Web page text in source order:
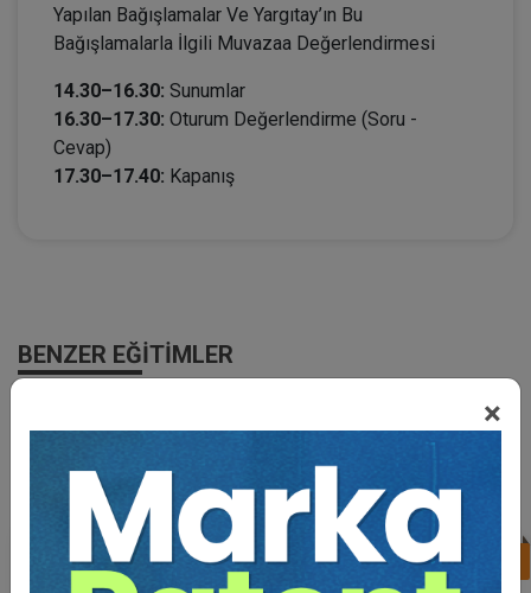
×
Yapılan Bağışlamalar Ve Yargıtay’ın Bu
Bağışlamalarla İlgili Muvazaa Değerlendirmesi
14.30–16.30: Sunumlar
16.30–17.30: Oturum Değerlendirme (Soru -
Cevap)
17.30–17.40: Kapanış
BENZER EĞITIMLER
Tüketici Hukuku Enstitüsü